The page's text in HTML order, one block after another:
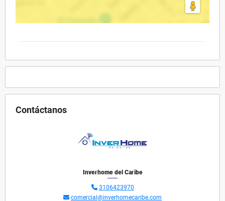
Contáctanos
Inverhome del Caribe
3106423970
comercial@inverhomecaribe.com